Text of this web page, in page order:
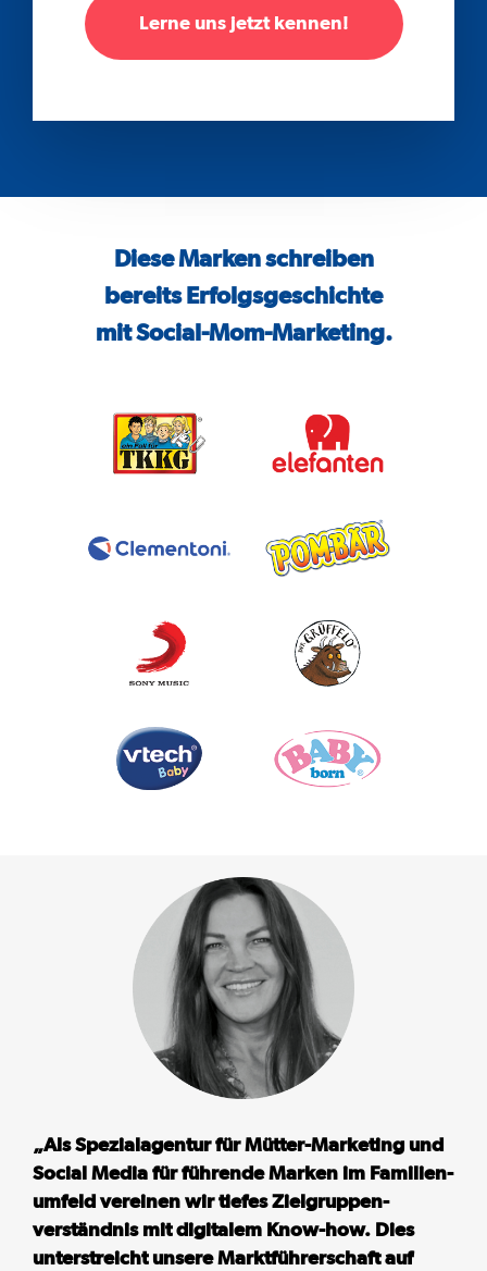
Lerne uns jetzt kennen!
Diese Marken schreiben
bereits Erfolgsgeschichte
mit Social-Mom-Marketing.
„Als Spezial­agentur für Mütter-Marke­ting und
Social Media für führende Marken im Familien­
umfeld vereinen wir tiefes Ziel­gruppen­
verständnis mit digitalem Know-how. Dies
unterstreicht unsere Marktführerschaft auf